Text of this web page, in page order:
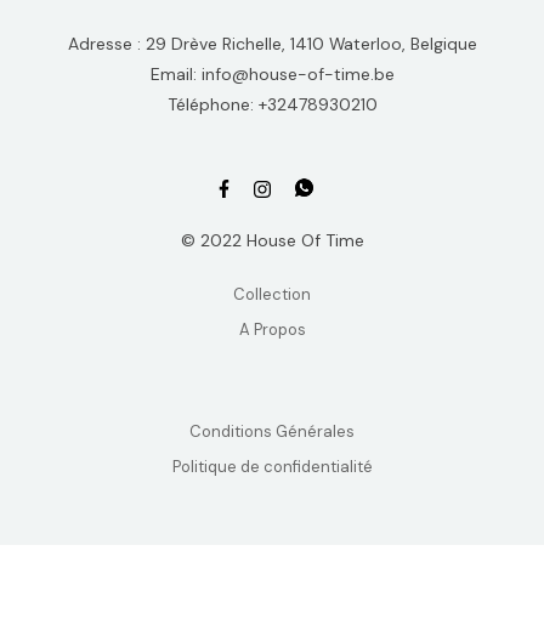
Adresse : 29 Drève Richelle, 1410 Waterloo, Belgique
Email: info@house-of-time.be
Téléphone: +32478930210
© 2022 House Of Time
Collection
A Propos
Conditions Générales
Politique de confidentialité